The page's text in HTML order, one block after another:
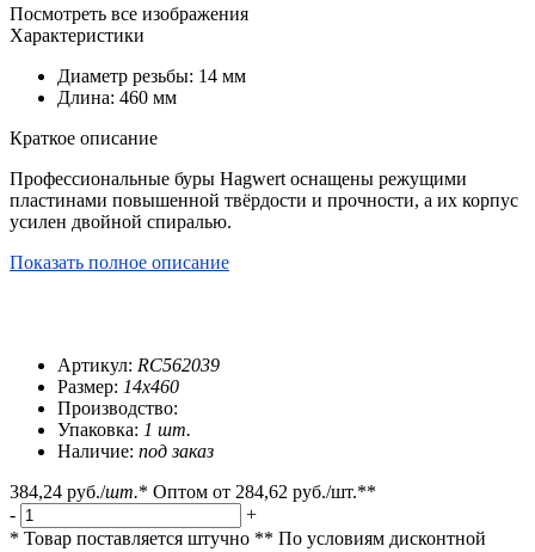
Посмотреть все изображения
Характеристики
Диаметр резьбы: 14 мм
Длина: 460 мм
Краткое описание
Профессиональные буры Hagwert оснащены режущими
пластинами повышенной твёрдости и прочности, а их корпус
усилен двойной спиралью.
Показать полное описание
Артикул: RC562039
Размер: 14x460
Производство:
Упаковка: 1 шт.
Наличие: под заказ
384,24 руб./шт.* Оптом от 284,62 руб./шт.**
-
+
* Товар поставляется штучно ** По условиям дисконтной